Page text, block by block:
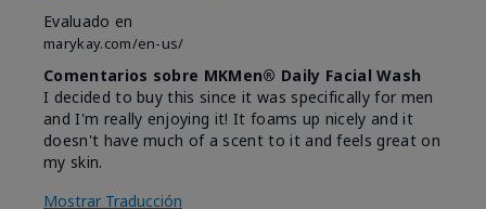
Evaluado en
marykay.com/en-us/
Comentarios sobre MKMen® Daily Facial Wash
I decided to buy this since it was specifically for men
and I'm really enjoying it! It foams up nicely and it
doesn't have much of a scent to it and feels great on
my skin.
Mostrar Traducción